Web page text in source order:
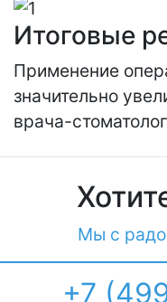
Итоговые
Применение
значительно
врача-
Мы с
+7